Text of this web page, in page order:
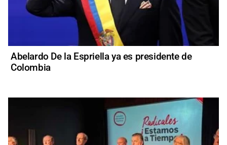
Abelardo De la Espriella ya es presidente de
Colombia